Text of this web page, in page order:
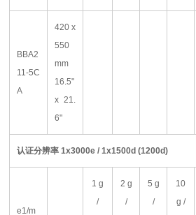
BBA2
11-5C
A
420 x
550
mm
16.5"
x 21.
6"
认证分辨率 1x3000e / 1x1500d (1200d)
e1/m
1 g
/
2 g
/
5 g
/
10
g /